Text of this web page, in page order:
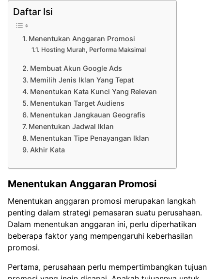
Daftar Isi
Menentukan Anggaran Promosi
Hosting Murah, Performa Maksimal
Membuat Akun Google Ads
Memilih Jenis Iklan Yang Tepat
Menentukan Kata Kunci Yang Relevan
Menentukan Target Audiens
Menentukan Jangkauan Geografis
Menentukan Jadwal Iklan
Menentukan Tipe Penayangan Iklan
Akhir Kata
Menentukan Anggaran Promosi
Menentukan anggaran promosi merupakan langkah
penting dalam strategi pemasaran suatu perusahaan.
Dalam menentukan anggaran ini, perlu diperhatikan
beberapa faktor yang mempengaruhi keberhasilan
promosi.
Pertama, perusahaan perlu mempertimbangkan tujuan